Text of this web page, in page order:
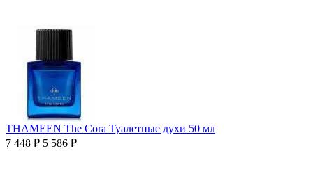
THAMEEN The Cora Туалетные духи 50 мл
7 448 ₽ 5 586 ₽